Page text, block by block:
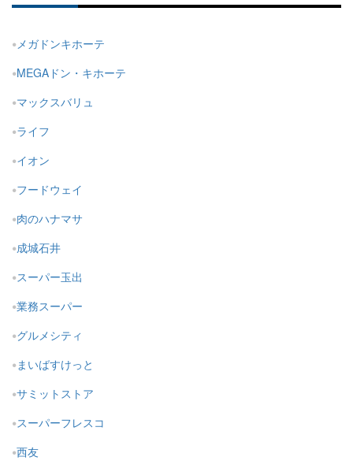
メガドンキホーテ
MEGAドン・キホーテ
マックスバリュ
ライフ
イオン
フードウェイ
肉のハナマサ
成城石井
スーパー玉出
業務スーパー
グルメシティ
まいばすけっと
サミットストア
スーパーフレスコ
西友